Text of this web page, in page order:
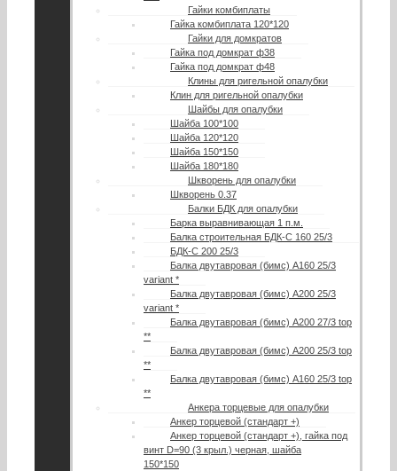
Гайки комбиплаты
Гайка комбиплата 120*120
Гайки для домкратов
Гайка под домкрат ф38
Гайка под домкрат ф48
Клины для ригельной опалубки
Клин для ригельной опалубки
Шайбы для опалубки
Шайба 100*100
Шайба 120*120
Шайба 150*150
Шайба 180*180
Шкворень для опалубки
Шкворень 0.37
Балки БДК для опалубки
Барка выравнивающая 1 п.м.
Балка строительная БДК-С 160 25/3
БДК-С 200 25/3
Балка двутавровая (бимс) А160 25/3
variant *
Балка двутавровая (бимс) А200 25/3
variant *
Балка двутавровая (бимс) А200 27/3 top
**
Балка двутавровая (бимс) A200 25/3 top
**
Балка двутавровая (бимс) A160 25/3 top
**
Анкера торцевые для опалубки
Анкер торцевой (стандарт +)
Анкер торцевой (стандарт +), гайка под
винт D=90 (3 крыл.) черная, шайба
150*150